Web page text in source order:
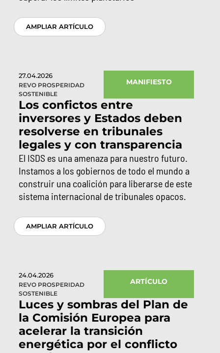
AMPLIAR ARTÍCULO
27.04.2026
REVO PROSPERIDAD
SOSTENIBLE
MANIFIESTO
Los confictos entre
inversores y Estados deben
resolverse en tribunales
legales y con transparencia
El ISDS es una amenaza para nuestro futuro.
Instamos a los gobiernos de todo el mundo a
construir una coalición para liberarse de este
sistema internacional de tribunales opacos.
AMPLIAR ARTÍCULO
24.04.2026
REVO PROSPERIDAD
SOSTENIBLE
ARTÍCULO
Luces y sombras del Plan de
la Comisión Europea para
acelerar la transición
energética por el conflicto